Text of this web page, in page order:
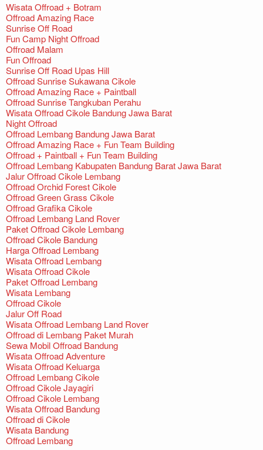
Wisata Offroad + Botram
Offroad Amazing Race
Sunrise Off Road
Fun Camp Night Offroad
Offroad Malam
Fun Offroad
Sunrise Off Road Upas Hill
Offroad Sunrise Sukawana Cikole
Offroad Amazing Race + Paintball
Offroad Sunrise Tangkuban Perahu
Wisata Offroad Cikole Bandung Jawa Barat
Night Offroad
Offroad Lembang Bandung Jawa Barat
Offroad Amazing Race + Fun Team Building
Offroad + Paintball + Fun Team Building
Offroad Lembang Kabupaten Bandung Barat Jawa Barat
Jalur Offroad Cikole Lembang
Offroad Orchid Forest Cikole
Offroad Green Grass Cikole
Offroad Grafika Cikole
Offroad Lembang Land Rover
Paket Offroad Cikole Lembang
Offroad Cikole Bandung
Harga Offroad Lembang
Wisata Offroad Lembang
Wisata Offroad Cikole
Paket Offroad Lembang
Wisata Lembang
Offroad Cikole
Jalur Off Road
Wisata Offroad Lembang Land Rover
Offroad di Lembang Paket Murah
Sewa Mobil Offroad Bandung
Wisata Offroad Adventure
Wisata Offroad Keluarga
Offroad Lembang Cikole
Offroad Cikole Jayagiri
Offroad Cikole Lembang
Wisata Offroad Bandung
Offroad di Cikole
Wisata Bandung
Offroad Lembang